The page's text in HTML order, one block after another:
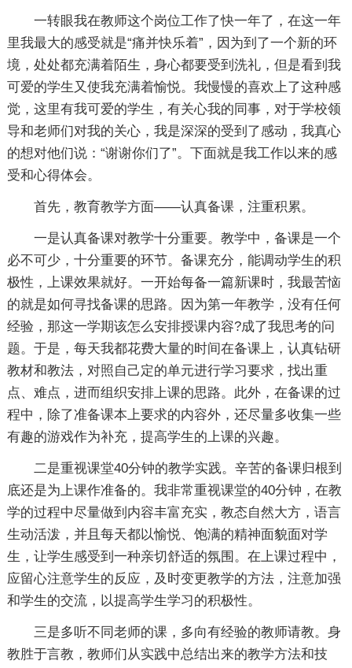
一转眼我在教师这个岗位工作了快一年了，在这一年
里我最大的感受就是“痛并快乐着”，因为到了一个新的环
境，处处都充满着陌生，身心都要受到洗礼，但是看到我
可爱的学生又使我充满着愉悦。我慢慢的喜欢上了这种感
觉，这里有我可爱的学生，有关心我的同事，对于学校领
导和老师们对我的关心，我是深深的受到了感动，我真心
的想对他们说：“谢谢你们了”。下面就是我工作以来的感
受和心得体会。
首先，教育教学方面——认真备课，注重积累。
一是认真备课对教学十分重要。教学中，备课是一个
必不可少，十分重要的环节。备课充分，能调动学生的积
极性，上课效果就好。一开始每备一篇新课时，我最苦恼
的就是如何寻找备课的思路。因为第一年教学，没有任何
经验，那这一学期该怎么安排授课内容?成了我思考的问
题。于是，每天我都花费大量的时间在备课上，认真钻研
教材和教法，对照自己定的单元进行学习要求，找出重
点、难点，进而组织安排上课的思路。此外，在备课的过
程中，除了准备课本上要求的内容外，还尽量多收集一些
有趣的游戏作为补充，提高学生的上课的兴趣。
二是重视课堂40分钟的教学实践。辛苦的备课归根到
底还是为上课作准备的。我非常重视课堂的40分钟，在教
学的过程中尽量做到内容丰富充实，教态自然大方，语言
生动活泼，并且每天都以愉悦、饱满的精神面貌面对学
生，让学生感受到一种亲切舒适的氛围。在上课过程中，
应留心注意学生的反应，及时变更教学的方法，注意加强
和学生的交流，以提高学生学习的积极性。
三是多听不同老师的课，多向有经验的教师请教。身
教胜于言教，教师们从实践中总结出来的教学方法和技